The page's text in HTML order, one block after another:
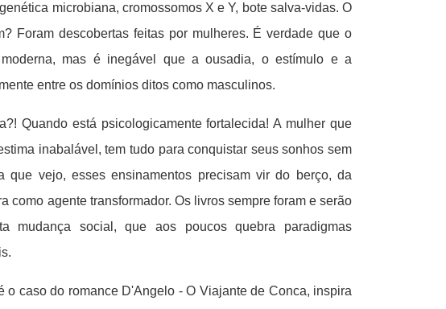
microbiana, cromossomos X e Y, bote salva-vidas. O
Foram descobertas feitas por mulheres. É verdade que o
mas é inegável que a ousadia, o estímulo e a
entre os domínios ditos como masculinos.
Quando está psicologicamente fortalecida! A mulher que
inabalável, tem tudo para conquistar seus sonhos sem
que vejo, esses ensinamentos precisam vir do berço, da
como agente transformador. Os livros sempre foram e serão
mudança social, que aos poucos quebra paradigmas
caso do romance D'Angelo - O Viajante de Conca, inspira